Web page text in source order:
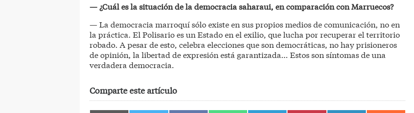
— ¿Cuál es la situación de la democracia saharaui, en comparación con Marruecos?
— La democracia marroquí sólo existe en sus propios medios de comunicación, no en
la práctica. El Polisario es un Estado en el exilio, que lucha por recuperar el territorio
robado. A pesar de esto, celebra elecciones que son democráticas, no hay prisioneros
de opinión, la libertad de expresión está garantizada… Estos son síntomas de una
verdadera democracia.
Comparte este artículo